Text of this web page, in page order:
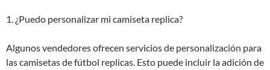
1. ¿Puedo personalizar mi camiseta replica?
Algunos vendedores ofrecen servicios de personalización para
las camisetas de fútbol replicas. Esto puede incluir la adición de